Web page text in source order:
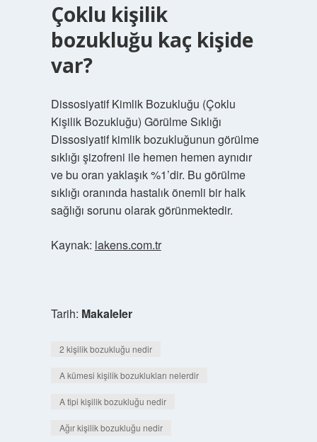
Çoklu kişilik
bozukluğu kaç kişide
var?
Dissosiyatif Kimlik Bozukluğu (Çoklu
Kişilik Bozukluğu) Görülme Sıklığı
Dissosiyatif kimlik bozukluğunun görülme
sıklığı şizofreni ile hemen hemen aynıdır
ve bu oran yaklaşık %1’dir. Bu görülme
sıklığı oranında hastalık önemli bir halk
sağlığı sorunu olarak görünmektedir.
Kaynak: lakens.com.tr
Tarih: Makaleler
2 kişilik bozukluğu nedir
A kümesi kişilik bozuklukları nelerdir
A tipi kişilik bozukluğu nedir
Ağır kişilik bozukluğu nedir